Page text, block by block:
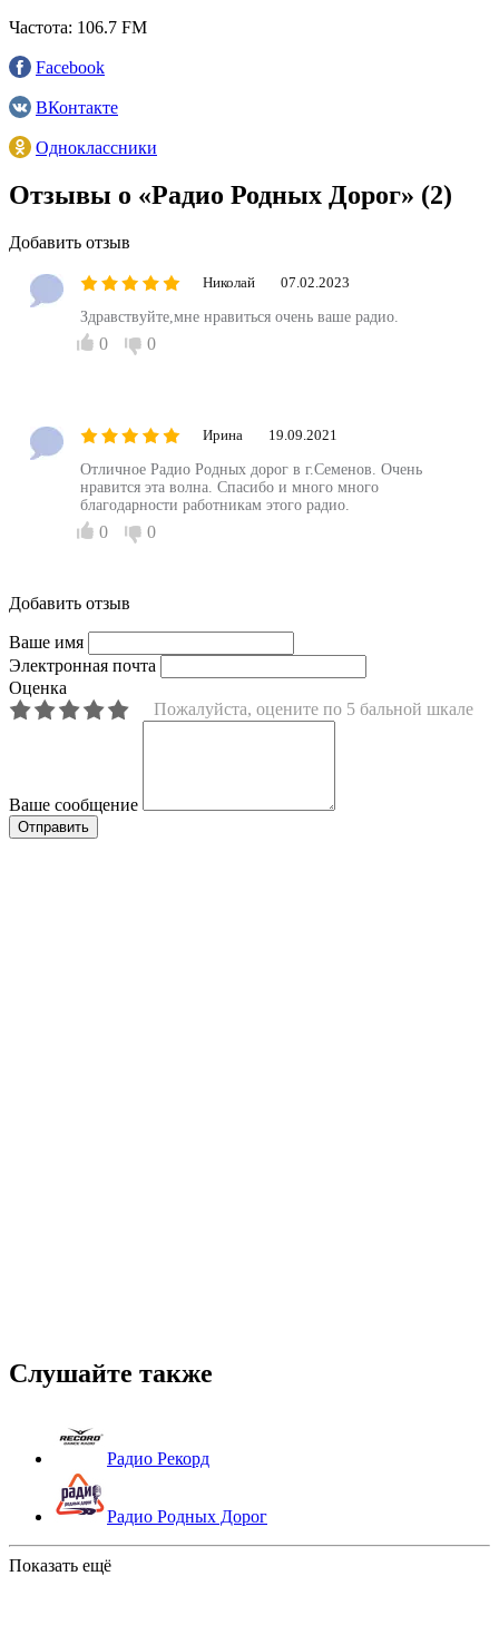
Частота: 106.7 FM
Facebook
ВКонтакте
Одноклассники
Отзывы о «Радио Родных Дорог» (2)
Добавить отзыв
Николай 07.02.2023
Здравствуйте,мне нравиться очень ваше радио.
0 0
Ирина 19.09.2021
Отличное Радио Родных дорог в г.Семенов. Очень
нравится эта волна. Спасибо и много много
благодарности работникам этого радио.
0 0
Добавить отзыв
Ваше имя
Электронная почта
Оценка
Пожалуйста, оцените по 5 бальной шкале
Ваше сообщение
Слушайте также
Радио Рекорд
Радио Родных Дорог
Показать ещё